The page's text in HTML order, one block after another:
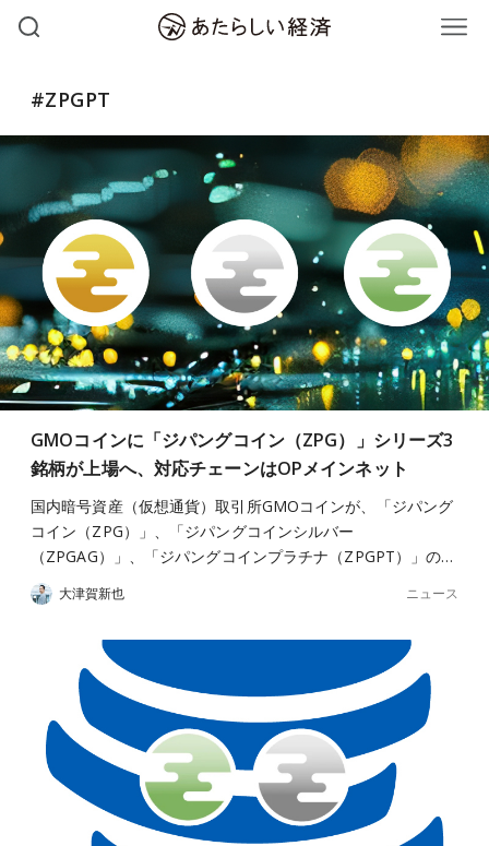
#ZPGPT
GMOコインに「ジパングコイン（ZPG）」シリーズ3
銘柄が上場へ、対応チェーンはOPメインネット
国内暗号資産（仮想通貨）取引所GMOコインが、「ジパング
コイン（ZPG）」、「ジパングコインシルバー
（ZPGAG）」、「ジパングコインプラチナ（ZPGPT）」の…
大津賀新也 ニュース